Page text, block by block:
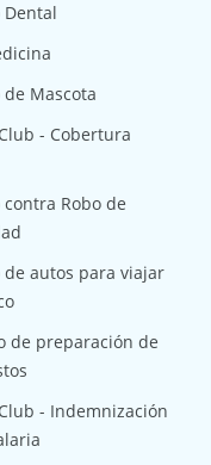
Dental
de Mascota
- Cobertura
contra Robo de
de autos para viajar
de preparación de
- Indemnización